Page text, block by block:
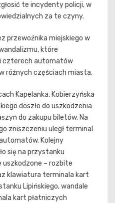
te incydenty policji, w
za te czyny.
przewoźnika miejskiego w
które
czterech automatów
różnych częściach miasta.
Kapelanka, Kobierzyńska
doszło do uszkodzenia
do zakupu biletów. Na
zniszczeniu uległ terminal
Kolejny
się na przystanku
uszkodzone – rozbite
klawiatura terminala kart
Lipińskiego, wandale
kart płatniczych